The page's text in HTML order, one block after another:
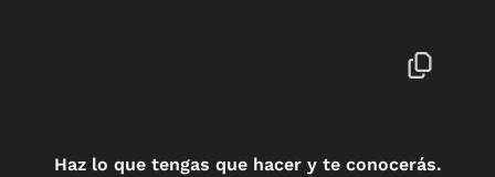
Haz lo que tengas que hacer y te conocerás.